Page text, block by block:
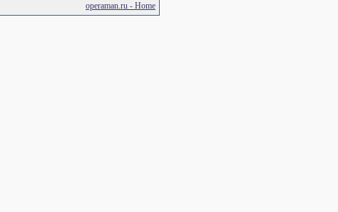
operaman.ru - Home